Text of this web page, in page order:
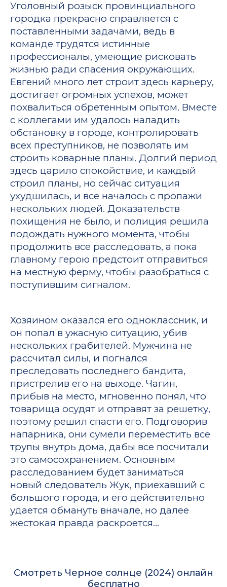
Уголовный розыск провинциального
городка прекрасно справляется с
поставленными задачами, ведь в
команде трудятся истинные
профессионалы, умеющие рисковать
жизнью ради спасения окружающих.
Евгений много лет строит здесь карьеру,
достигает огромных успехов, может
похвалиться обретенным опытом. Вместе
с коллегами им удалось наладить
обстановку в городе, контролировать
всех преступников, не позволять им
строить коварные планы. Долгий период
здесь царило спокойствие, и каждый
строил планы, но сейчас ситуация
ухудшилась, и все началось с пропажи
нескольких людей. Доказательств
похищения не было, и полиция решила
подождать нужного момента, чтобы
продолжить все расследовать, а пока
главному герою предстоит отправиться
на местную ферму, чтобы разобраться с
поступившим сигналом.
Хозяином оказался его одноклассник, и
он попал в ужасную ситуацию, убив
нескольких грабителей. Мужчина не
рассчитал силы, и погнался
преследовать последнего бандита,
пристрелив его на выходе. Чагин,
прибыв на место, мгновенно понял, что
товарища осудят и отправят за решетку,
поэтому решил спасти его. Подговорив
напарника, они сумели переместить все
трупы внутрь дома, дабы все посчитали
это самосохранением. Основным
расследованием будет заниматься
новый следователь Жук, приехавший с
большого города, и его действительно
удается обмануть вначале, но далее
жестокая правда раскроется…
Смотреть Черное солнце (2024) онлайн
бесплатно